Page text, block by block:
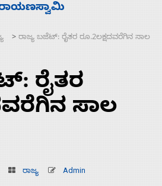
ವಿಜಯೇಂದ್ರ
> ರಾಜ್ಯ ಬಜೆಟ್: ರೈತರ ರೂ.2ಲಕ್ಷದವರೆಗಿನ ಸಾಲ
ರೈತರ
ಸಾಲ
ರಾಜ್ಯ Admin